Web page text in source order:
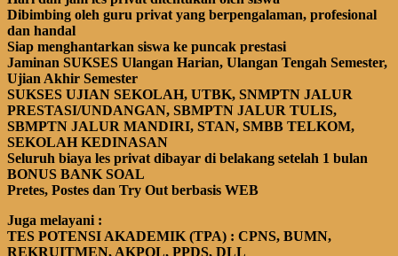
Dibimbing oleh guru privat yang berpengalaman, profesional
dan handal
Siap menghantarkan siswa ke puncak prestasi
Jaminan SUKSES Ulangan Harian, Ulangan Tengah Semester,
Ujian Akhir Semester
SUKSES UJIAN SEKOLAH, UTBK, SNMPTN JALUR
PRESTASI/UNDANGAN, SBMPTN JALUR TULIS,
SBMPTN JALUR MANDIRI, STAN, SMBB TELKOM,
SEKOLAH KEDINASAN
Seluruh biaya les privat dibayar di belakang setelah 1 bulan
BONUS BANK SOAL
Pretes, Postes dan Try Out berbasis WEB
Juga melayani :
TES POTENSI AKADEMIK (TPA) : CPNS, BUMN,
REKRUITMEN, AKPOL, PPDS, DLL